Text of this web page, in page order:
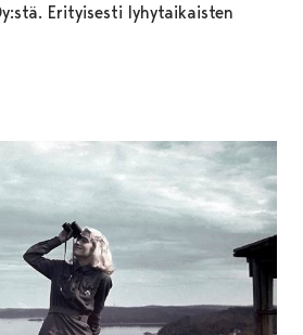
Erityisesti lyhytaikaisten